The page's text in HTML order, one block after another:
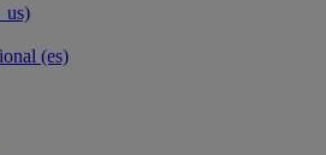
‎(es)‎